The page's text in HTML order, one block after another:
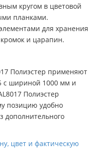
кругом в цветовой
планками.
для хранения
и царапин.
Полиэстер применяют
с шириной 1000 мм и
Полиэстер
позицию удобно
дополнительного
цвет и фактическую